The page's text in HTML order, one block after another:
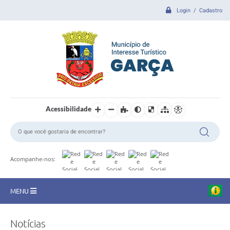
Login / Cadastro
Acessibilidade
Acompanhe-nos:
MENU
CIDADE
Notícias